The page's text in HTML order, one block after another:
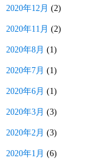
2020年12月 (2)
2020年11月 (2)
2020年8月 (1)
2020年7月 (1)
2020年6月 (1)
2020年3月 (3)
2020年2月 (3)
2020年1月 (6)